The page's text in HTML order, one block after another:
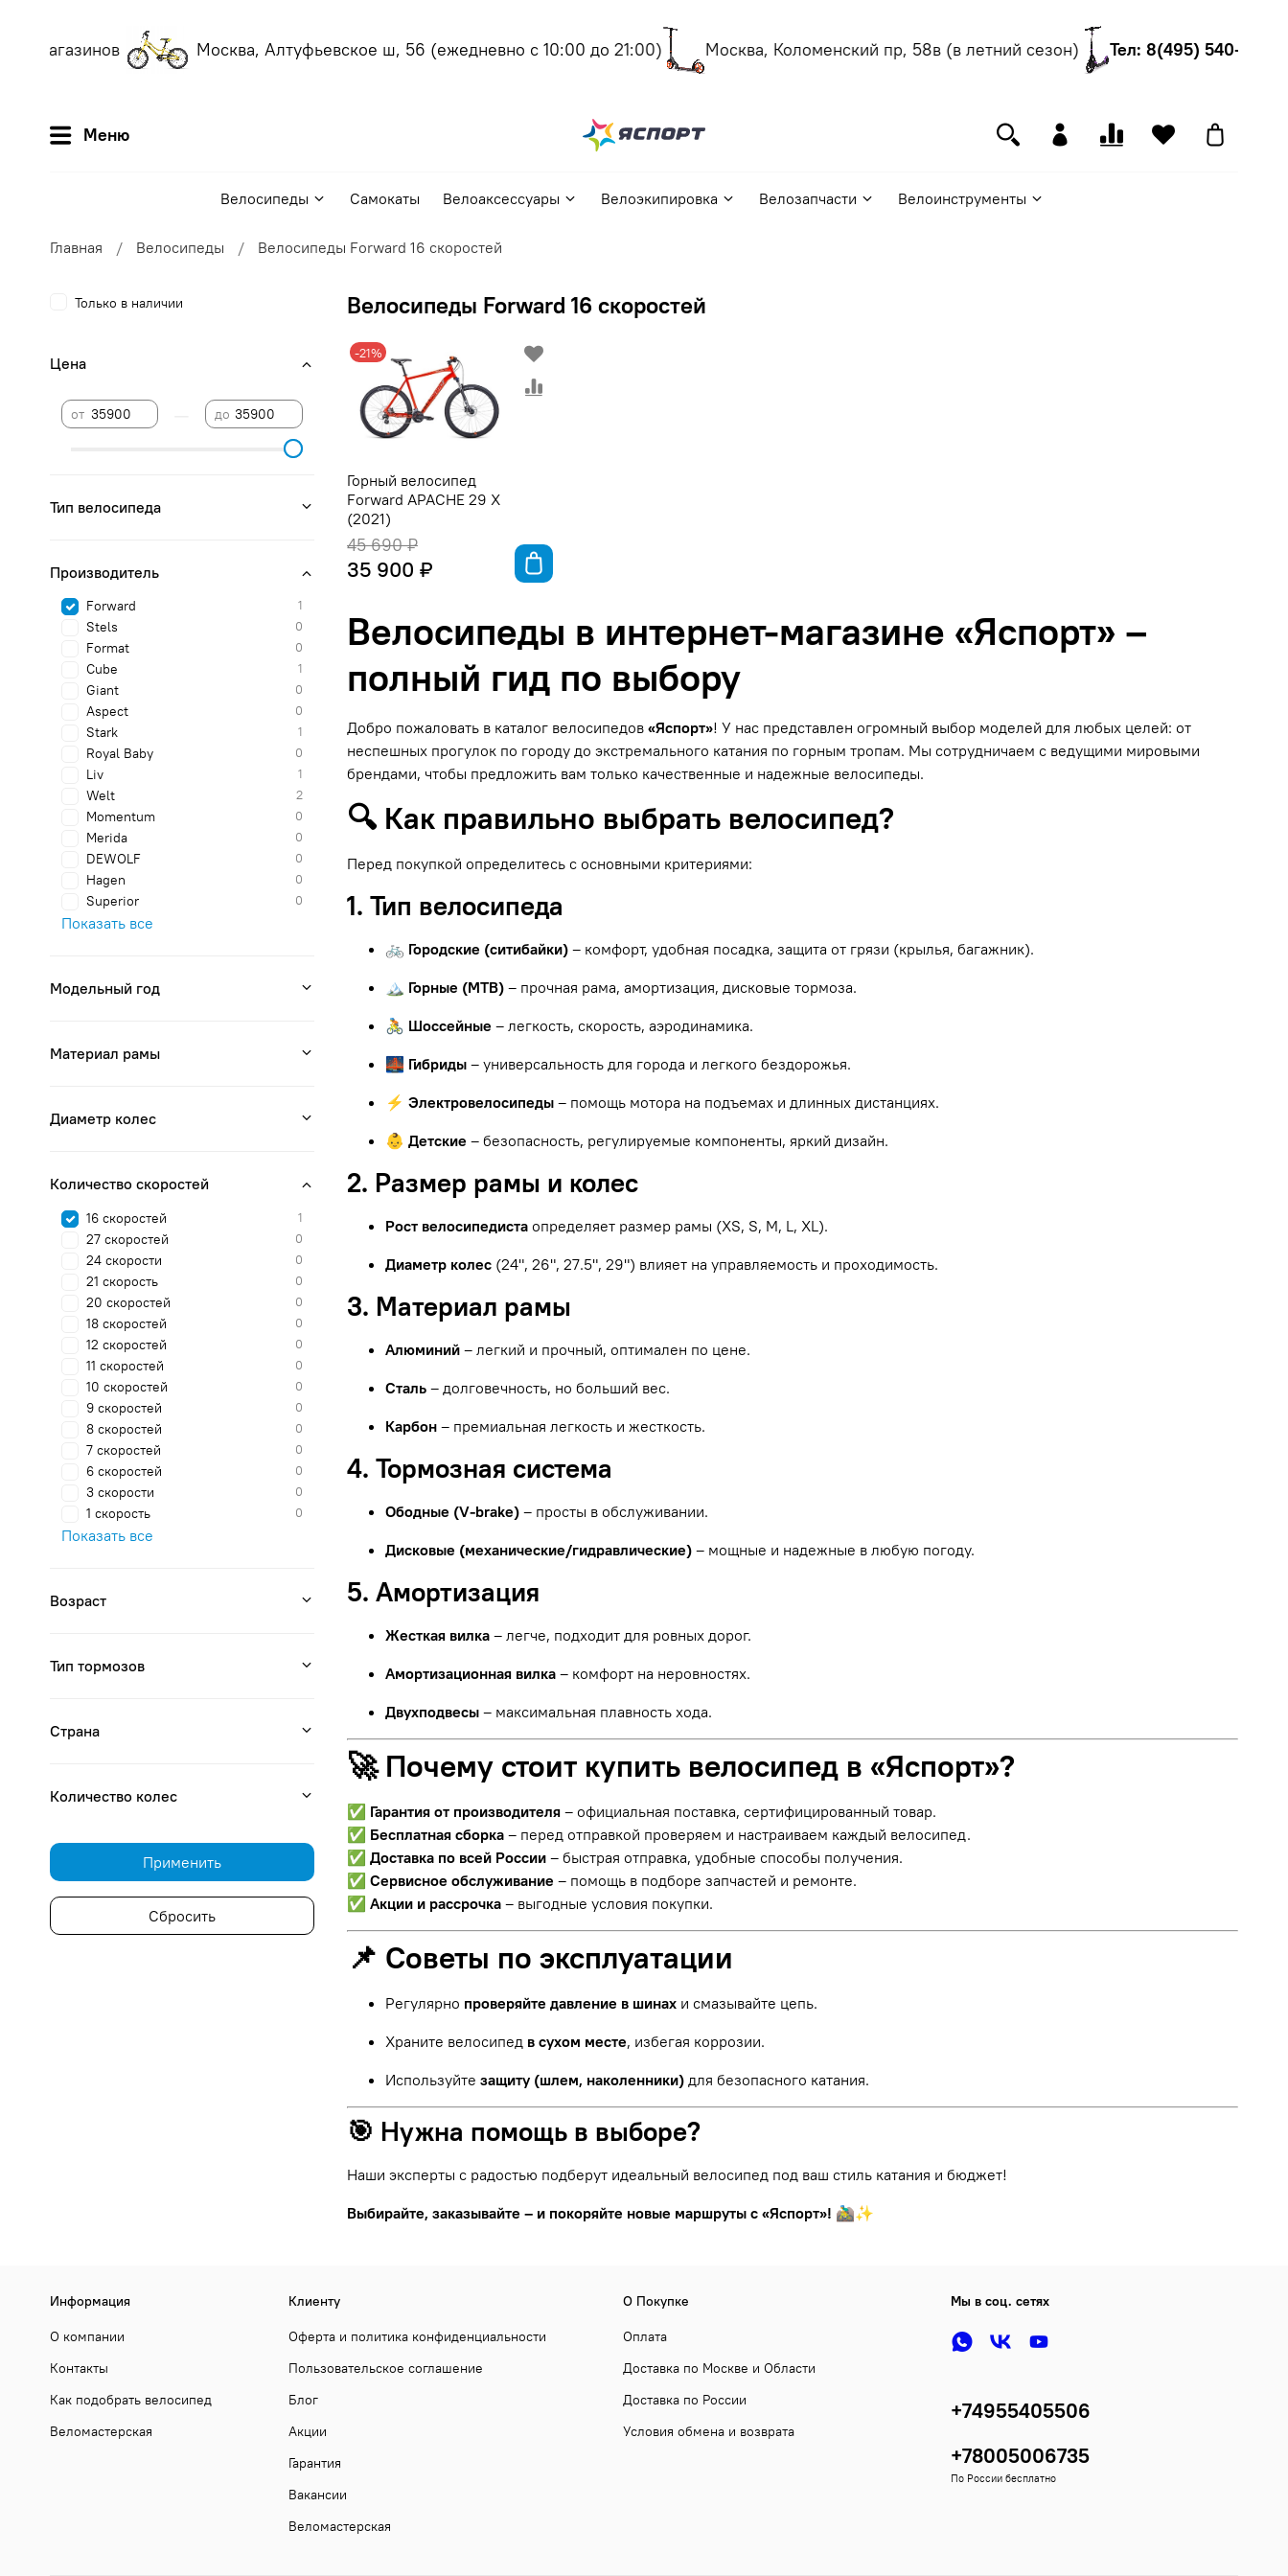
магазинов Москва, Алтуфьевское ш, 56(ежедневно с 10:00 до 21:00) Москва, Коломенский пр, 58в (в летний сезон) Тел: 8(495) 540-55-06
Меню
Велосипеды Самокаты Велоаксессуары Велоэкипировка Велозапчасти Велоинструменты
Главная Велосипеды Велосипеды Forward 16 скоростей
Велосипеды Forward 16 скоростей
-21%
Горный велосипед
Forward APACHE 29 X
(2021)
45 690 ₽
35 900 ₽
Велосипеды в интернет-магазине «Яспорт» –
полный гид по выбору
Добро пожаловать в каталог велосипедов «Яспорт»! У нас представлен огромный выбор моделей для любых целей: от
неспешных прогулок по городу до экстремального катания по горным тропам. Мы сотрудничаем с ведущими мировыми
брендами, чтобы предложить вам только качественные и надежные велосипеды.
🔍 Как правильно выбрать велосипед?
Перед покупкой определитесь с основными критериями:
1. Тип велосипеда
🚲 Городские (ситибайки) – комфорт, удобная посадка, защита от грязи (крылья, багажник).
🏔 Горные (MTB) – прочная рама, амортизация, дисковые тормоза.
🚴 Шоссейные – легкость, скорость, аэродинамика.
🌉 Гибриды – универсальность для города и легкого бездорожья.
⚡ Электровелосипеды – помощь мотора на подъемах и длинных дистанциях.
👶 Детские – безопасность, регулируемые компоненты, яркий дизайн.
2. Размер рамы и колес
Рост велосипедиста определяет размер рамы (XS, S, M, L, XL).
Диаметр колес (24", 26", 27.5", 29") влияет на управляемость и проходимость.
3. Материал рамы
Алюминий – легкий и прочный, оптимален по цене.
Сталь – долговечность, но больший вес.
Карбон – премиальная легкость и жесткость.
4. Тормозная система
Ободные (V-brake) – просты в обслуживании.
Дисковые (механические/гидравлические) – мощные и надежные в любую погоду.
5. Амортизация
Жесткая вилка – легче, подходит для ровных дорог.
Амортизационная вилка – комфорт на неровностях.
Двухподвесы – максимальная плавность хода.
🚀 Почему стоит купить велосипед в «Яспорт»?
✅ Гарантия от производителя – официальная поставка, сертифицированный товар.
✅ Бесплатная сборка – перед отправкой проверяем и настраиваем каждый велосипед.
✅ Доставка по всей России – быстрая отправка, удобные способы получения.
✅ Сервисное обслуживание – помощь в подборе запчастей и ремонте.
✅ Акции и рассрочка – выгодные условия покупки.
📌 Советы по эксплуатации
Регулярно проверяйте давление в шинах и смазывайте цепь.
Храните велосипед в сухом месте, избегая коррозии.
Используйте защиту (шлем, наколенники) для безопасного катания.
🎯 Нужна помощь в выборе?
Наши эксперты с радостью подберут идеальный велосипед под ваш стиль катания и бюджет!
Выбирайте, заказывайте – и покоряйте новые маршруты с «Яспорт»! 🚵‍♂️✨
Только в наличии
Цена
от до
Тип велосипеда
Производитель
Forward 1
Stels 0
Format 0
Cube 1
Giant 0
Aspect 0
Stark 1
Royal Baby 0
Liv 1
Welt 2
Momentum 0
Merida 0
DEWOLF 0
Hagen 0
Superior 0
Показать все
Модельный год
Материал рамы
Диаметр колес
Количество скоростей
16 скоростей 1
27 скоростей 0
24 скорости 0
21 скорость 0
20 скоростей 0
18 скоростей 0
12 скоростей 0
11 скоростей 0
10 скоростей 0
9 скоростей 0
8 скоростей 0
7 скоростей 0
6 скоростей 0
3 скорости 0
1 скорость 0
Показать все
Возраст
Тип тормозов
Страна
Количество колес
Применить
Сбросить
Информация
О компании
Контакты
Как подобрать велосипед
Веломастерская
Клиенту
Оферта и политика конфиденциальности
Пользовательское соглашение
Блог
Акции
Гарантия
Вакансии
Веломастерская
О Покупке
Оплата
Доставка по Москве и Области
Доставка по России
Условия обмена и возврата
Мы в соц. сетях
+74955405506
+78005006735
По России бесплатно